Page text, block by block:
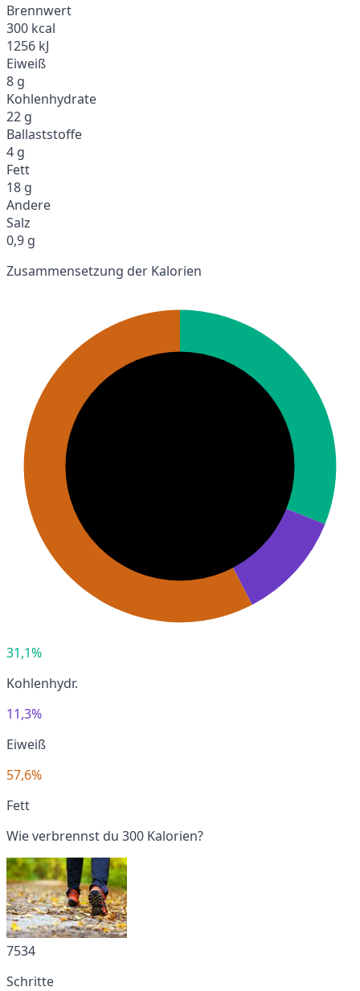
Brennwert
300 kcal
1256 kJ
Eiweiß
8 g
Kohlenhydrate
22 g
Ballaststoffe
4 g
Fett
18 g
Andere
Salz
0,9 g
Zusammensetzung der Kalorien
31,1%
Kohlenhydr.
11,3%
Eiweiß
57,6%
Fett
Wie verbrennst du 300 Kalorien?
7534
Schritte